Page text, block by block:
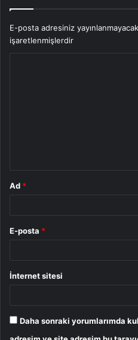
E-posta adresiniz
işaretlenmişlerdir
Ad *
E-posta *
İnternet sitesi
Daha sonraki yorumlarımda